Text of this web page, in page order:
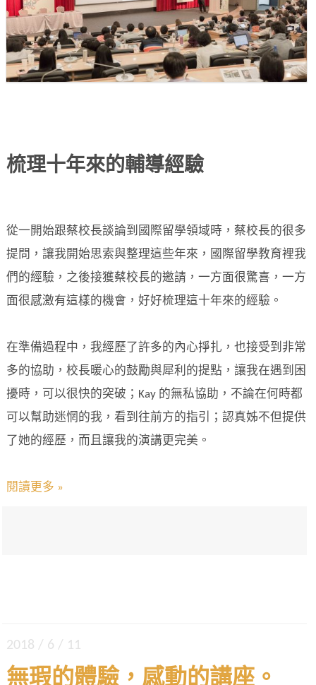
梳理十年來的輔導經驗
從一開始跟蔡校長談論到國際留學領域時，蔡校長的很多
提問，讓我開始思索與整理這些年來，國際留學教育裡我
們的經驗，之後接獲蔡校長的邀請，一方面很驚喜，一方
面很感激有這樣的機會，好好梳理這十年來的經驗。
在準備過程中，我經歷了許多的內心掙扎，也接受到非常
多的協助，校長暖心的鼓勵與犀利的提點，讓我在遇到困
擾時，可以很快的突破；Kay 的無私協助，不論在何時都
可以幫助迷惘的我，看到往前方的指引；認真姊不但提供
了她的經歷，而且讓我的演講更完美。
閱讀更多 »
2018 / 6 / 11
無瑕的體驗，感動的講座。